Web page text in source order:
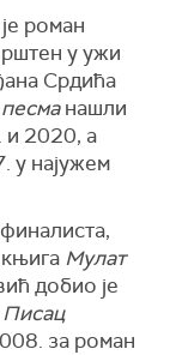
роман
у ужи
Срдића
нашли
и 2020, а
у најужем
Мулат
добио је
Писац
за роман